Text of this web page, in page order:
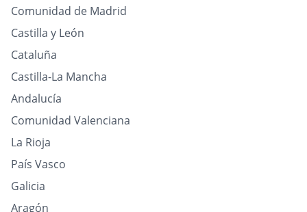
Comunidad de Madrid
Castilla y León
Cataluña
Castilla-La Mancha
Andalucía
Comunidad Valenciana
La Rioja
País Vasco
Galicia
Aragón